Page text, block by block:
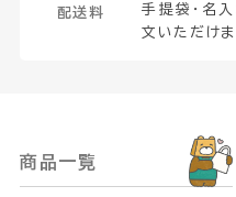
配送料
手提袋・名
文いただけま
商品一覧